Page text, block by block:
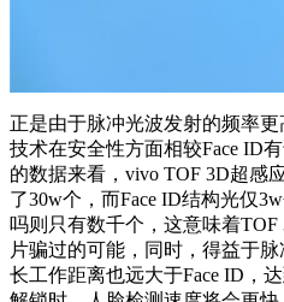
正是由于脉冲光波发射的频率
技术在安全性方面相较Face ID
的数据来看，vivo TOF 3D超感
了30w个，而Face ID结构光仅
吗则只有数千个，这意味着
片骗过的可能，同时，得益于
长工作距离也远大于Face ID，